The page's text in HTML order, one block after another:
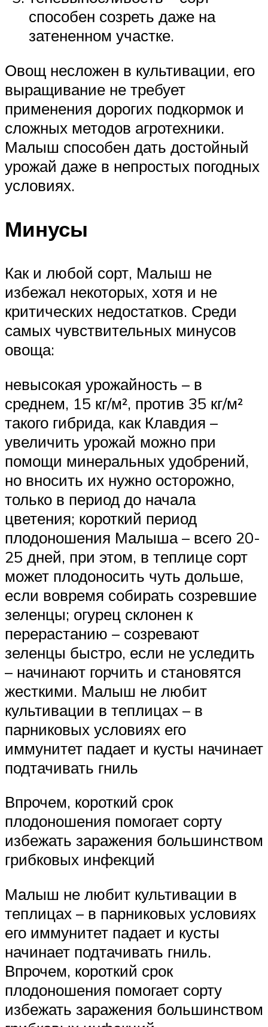
способен созреть даже на
затененном участке.
Овощ несложен в культивации, его
выращивание не требует
применения дорогих подкормок и
сложных методов агротехники.
Малыш способен дать достойный
урожай даже в непростых погодных
условиях.
Минусы
Как и любой сорт, Малыш не
избежал некоторых, хотя и не
критических недостатков. Среди
самых чувствительных минусов
овоща:
невысокая урожайность – в
среднем, 15 кг/м², против 35 кг/м²
такого гибрида, как Клавдия –
увеличить урожай можно при
помощи минеральных удобрений,
но вносить их нужно осторожно,
только в период до начала
цветения; короткий период
плодоношения Малыша – всего 20-
25 дней, при этом, в теплице сорт
может плодоносить чуть дольше,
если вовремя собирать созревшие
зеленцы; огурец склонен к
перерастанию – созревают
зеленцы быстро, если не уследить
– начинают горчить и становятся
жесткими. Малыш не любит
культивации в теплицах – в
парниковых условиях его
иммунитет падает и кусты начинает
подтачивать гниль
Впрочем, короткий срок
плодоношения помогает сорту
избежать заражения большинством
грибковых инфекций
Малыш не любит культивации в
теплицах – в парниковых условиях
его иммунитет падает и кусты
начинает подтачивать гниль.
Впрочем, короткий срок
плодоношения помогает сорту
избежать заражения большинством